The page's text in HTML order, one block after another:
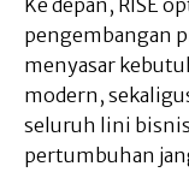
Ke depan, RISE
pengembangan
menyasar
modern,
seluruh lini
pertumbuhan